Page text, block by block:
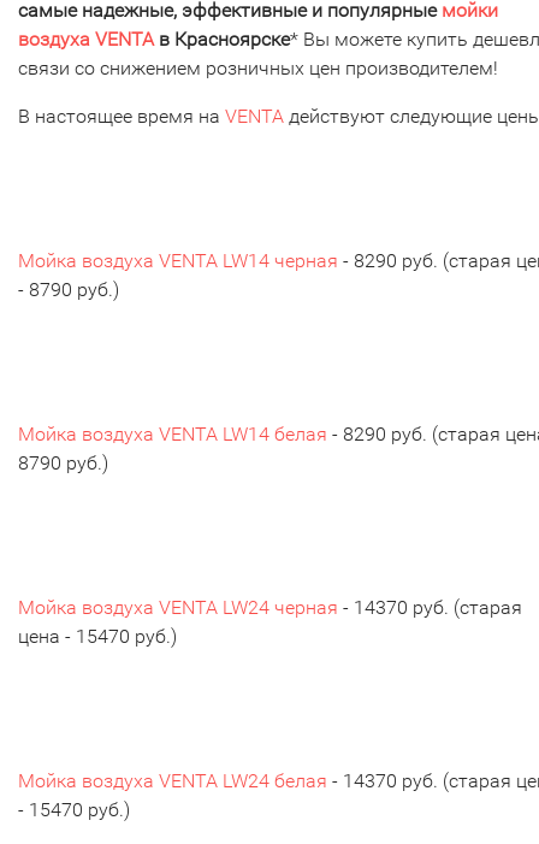
самые надежные, эффективные и популярные мойки
воздуха VENTAв Красноярске* Вы можете купить
связи со снижением розничных цен производителем!
В настоящее время на VENTA действуют следующие
Мойка воздуха VENTA LW14 черная - 8290 руб. (старая
- 8790 руб.)
Мойка воздуха VENTA LW14 белая - 8290 руб. (старая
8790 руб.)
Мойка воздуха VENTA LW24 черная - 14370 руб. (старая
цена - 15470 руб.)
Мойка воздуха VENTA LW24 белая - 14370 руб. (старая
- 15470 руб.)